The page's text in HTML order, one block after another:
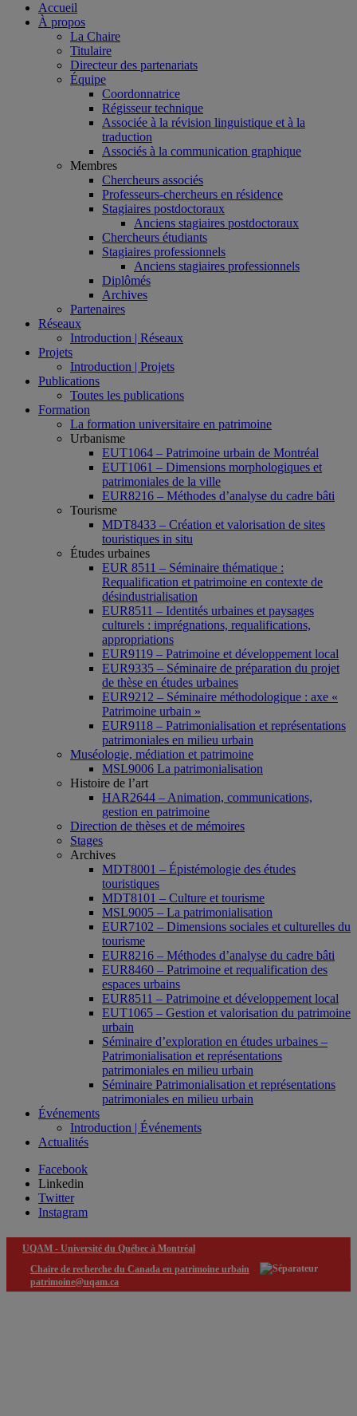
Accueil
À propos
La Chaire
Titulaire
Directeur des partenariats
Équipe
Coordonnatrice
Régisseur technique
Associée à la révision linguistique et à la
traduction
Associés à la communication graphique
Membres
Chercheurs associés
Professeurs-chercheurs en résidence
Stagiaires postdoctoraux
Anciens stagiaires postdoctoraux
Chercheurs étudiants
Stagiaires professionnels
Anciens stagiaires professionnels
Diplômés
Archives
Partenaires
Réseaux
Introduction | Réseaux
Projets
Introduction | Projets
Publications
Toutes les publications
Formation
La formation universitaire en patrimoine
Urbanisme
EUT1064 – Patrimoine urbain de Montréal
EUT1061 – Dimensions morphologiques et
patrimoniales de la ville
EUR8216 – Méthodes d’analyse du cadre bâti
Tourisme
MDT8433 – Création et valorisation de sites
touristiques in situ
Études urbaines
EUR 8511 – Séminaire thématique :
Requalification et patrimoine en contexte de
désindustrialisation
EUR8511 – Identités urbaines et paysages
culturels : imprégnations, requalifications,
appropriations
EUR9119 – Patrimoine et développement local
EUR9335 – Séminaire de préparation du projet
de thèse en études urbaines
EUR9212 – Séminaire méthodologique : axe «
Patrimoine urbain »
EUR9118 – Patrimonialisation et représentations
patrimoniales en milieu urbain
Muséologie, médiation et patrimoine
MSL9006 La patrimonialisation
Histoire de l’art
HAR2644 – Animation, communications,
gestion en patrimoine
Direction de thèses et de mémoires
Stages
Archives
MDT8001 – Épistémologie des études
touristiques
MDT8101 – Culture et tourisme
MSL9005 – La patrimonialisation
EUR7102 – Dimensions sociales et culturelles du
tourisme
EUR8216 – Méthodes d’analyse du cadre bâti
EUR8460 – Patrimoine et requalification des
espaces urbains
EUR8511 – Patrimoine et développement local
EUT1065 – Gestion et valorisation du patrimoine
urbain
Séminaire d’exploration en études urbaines –
Patrimonialisation et représentations
patrimoniales en milieu urbain
Séminaire Patrimonialisation et représentations
patrimoniales en milieu urbain
Événements
Introduction | Événements
Actualités
Facebook
Linkedin
Twitter
Instagram
UQAM - Université du Québec à Montréal
Chaire de recherche du Canada en patrimoine urbain
patrimoine@uqam.ca